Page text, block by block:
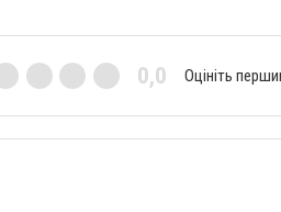
0,0 Оцініть